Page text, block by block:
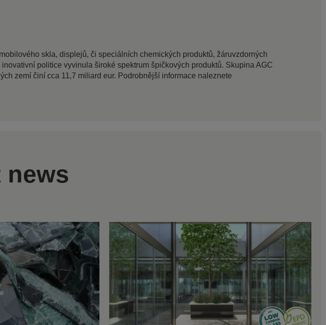
skla, displejů, či speciálních chemických produktů, žáruvzdorných
politice vyvinula široké spektrum špičkových produktů. Skupina AGC
zemí činí cca 11,7 miliard eur. Podrobnější informace naleznete
news